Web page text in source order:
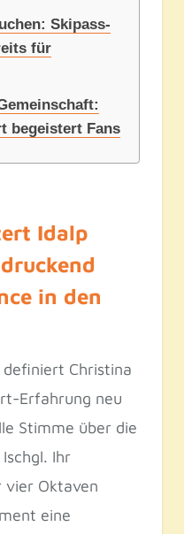
Skipass-
für
begeistert Fans
Idalp
in den
Christina
Erfahrung neu
Stimme über die
Ihr
vier Oktaven
eine